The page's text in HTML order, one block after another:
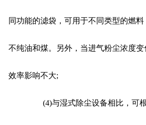
同功能的滤袋，可用于不同类型的燃料
不纯油和煤。另外，当进气粉尘浓度
效率影响不大;
(4)与湿式除尘设备相比，可根